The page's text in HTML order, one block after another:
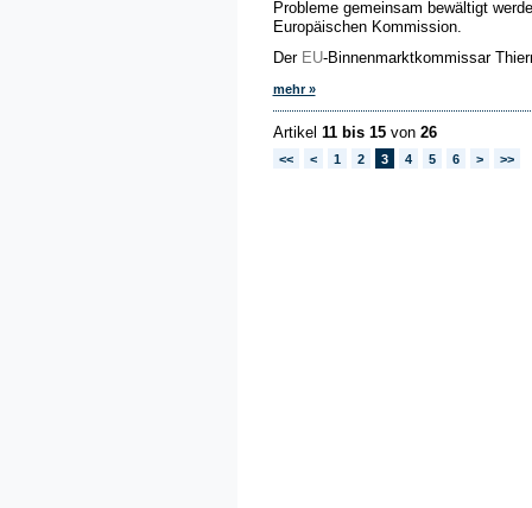
Probleme gemeinsam bewältigt
Europäischen Kommission.
Der EU-Binnenmarktkommissar
mehr »
Artikel 11 bis 15von 26
<< < 1 2 3 4 5 6 > >>